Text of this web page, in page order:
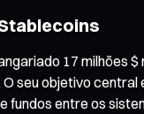
17
seu objetivo
entre os